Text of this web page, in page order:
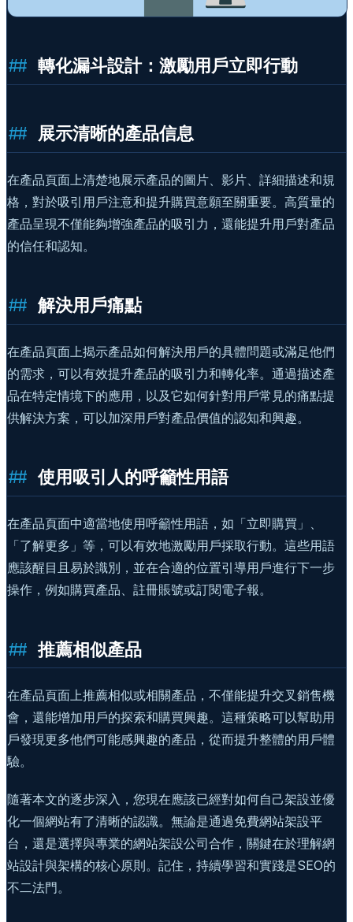
轉化漏斗設計：激勵用戶立即行動
展示清晰的產品信息
在產品頁面上清楚地展示產品的圖片、影片、詳細描述和規
格，對於吸引用戶注意和提升購買意願至關重要。高質量的
產品呈現不僅能夠增強產品的吸引力，還能提升用戶對產品
的信任和認知。
解決用戶痛點
在產品頁面上揭示產品如何解決用戶的具體問題或滿足他們
的需求，可以有效提升產品的吸引力和轉化率。通過描述產
品在特定情境下的應用，以及它如何針對用戶常見的痛點提
供解決方案，可以加深用戶對產品價值的認知和興趣。
使用吸引人的呼籲性用語
在產品頁面中適當地使用呼籲性用語，如「立即購買」、
「了解更多」等，可以有效地激勵用戶採取行動。這些用語
應該醒目且易於識別，並在合適的位置引導用戶進行下一步
操作，例如購買產品、註冊賬號或訂閱電子報。
推薦相似產品
在產品頁面上推薦相似或相關產品，不僅能提升交叉銷售機
會，還能增加用戶的探索和購買興趣。這種策略可以幫助用
戶發現更多他們可能感興趣的產品，從而提升整體的用戶體
驗。
隨著本文的逐步深入，您現在應該已經對如何自己架設並優
化一個網站有了清晰的認識。無論是通過免費網站架設平
台，還是選擇與專業的網站架設公司合作，關鍵在於理解網
站設計與架構的核心原則。記住，持續學習和實踐是SEO的
不二法門。